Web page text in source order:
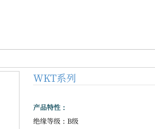
WKT系列
产品特性：
绝缘等级：B级